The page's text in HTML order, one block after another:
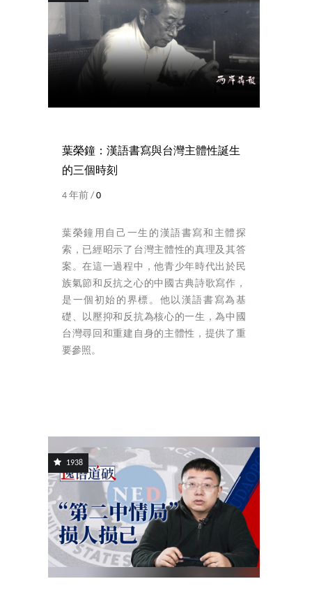
葉榮鐘：漢語書寫與台灣主體性誕生
的三個時刻
4 年前 /0
葉榮鐘用自己一生的漢語書寫和主體探
索，已經昭示了台灣主體性的真理及其答
案。在這一過程中，他青少年時代出於民
族氣節和反抗之心的中國古典詩歌寫作，
是一個初始的界標。他以漢語書寫為基
礎、以壓抑和反抗為核心的一生，為中國
台灣尋回和重建自身的主體性，提供了重
要參照。
1938